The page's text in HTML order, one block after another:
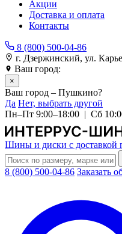
Акции
Доставка и оплата
Контакты
8 (800) 500-04-86
г. Дзержинский, ул.
Ваш город:
×
Ваш город – Пушкино?
Да Нет, выбрать другой
Пн–Пт 9:00–18:00 | Сб
Шины и диски с доставкой
8 (800) 500-04-86 Заказать